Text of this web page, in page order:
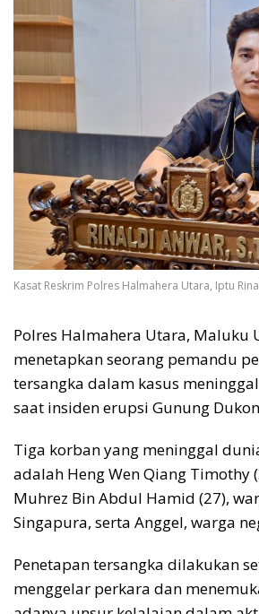
Kasat Reskrim Polres Halmahera Utara, Iptu
Polres Halmahera Utara, Maluku
menetapkan seorang pemandu
tersangka dalam kasus
saat insiden erupsi Gunung
Tiga korban yang meninggal
adalah Heng Wen Qiang Timothy
Muhrez Bin Abdul Hamid (27),
Singapura, serta Anggel, warga
Penetapan tersangka dilakukan
menggelar perkara dan